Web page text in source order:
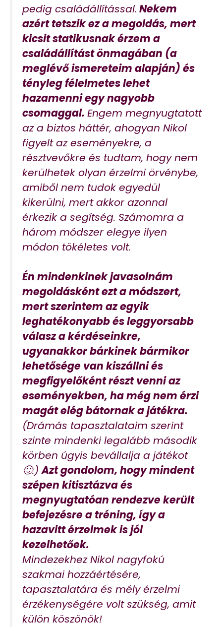
pedig családállítással. Nekem
azért tetszik ez a megoldás, mert
kicsit statikusnak érzem a
családállítást önmagában (a
meglévő ismereteim alapján) és
tényleg félelmetes lehet
hazamenni egy nagyobb
csomaggal. Engem megnyugtatott
az a biztos háttér, ahogyan Nikol
figyelt az eseményekre, a
résztvevőkre és tudtam, hogy nem
kerülhetek olyan érzelmi örvénybe,
amiből nem tudok egyedül
kikerülni, mert akkor azonnal
érkezik a segítség. Számomra a
három módszer elegye ilyen
módon tökéletes volt.
Én mindenkinek javasolnám
megoldásként ezt a módszert,
mert szerintem az egyik
leghatékonyabb és leggyorsabb
válasz a kérdéseinkre,
ugyanakkor bárkinek bármikor
lehetősége van kiszállni és
megfigyelőként részt venni az
eseményekben, ha még nem érzi
magát elég bátornak a játékra.
(Drámás tapasztalataim szerint
szinte mindenki legalább második
körben úgyis bevállalja a játékot
🙂.)Azt gondolom, hogy mindent
szépen kitisztázva és
megnyugtatóan rendezve került
befejezésre a tréning, így a
hazavitt érzelmek is jól
kezelhetőek.
Mindezekhez Nikol nagyfokú
szakmai hozzáértésére,
tapasztalatára és mély érzelmi
érzékenységére volt szükség, amit
külön köszönök!